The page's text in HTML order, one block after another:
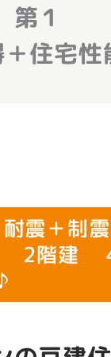
原 第
住宅
震＋制
建 4Ｌ